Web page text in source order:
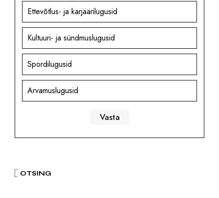
Ettevõtlus- ja karjäärilugusid
Kultuuri- ja sündmuslugusid
Spordilugusid
Arvamuslugusid
OTSING